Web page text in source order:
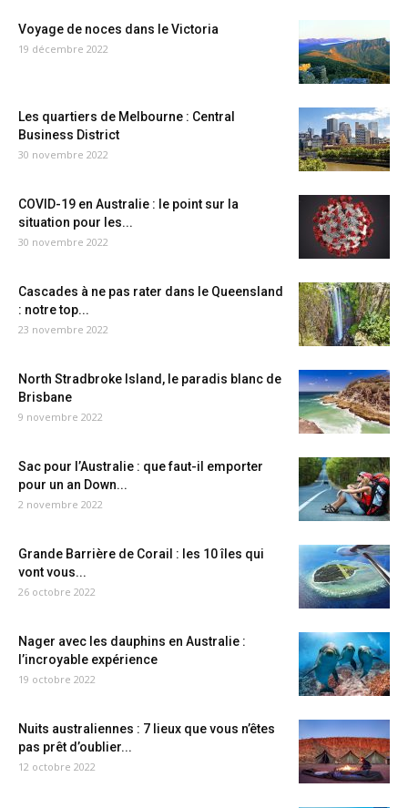
Voyage de noces dans le Victoria
19 décembre 2022
Les quartiers de Melbourne : Central
Business District
30 novembre 2022
COVID-19 en Australie : le point sur la
situation pour les...
30 novembre 2022
Cascades à ne pas rater dans le Queensland
: notre top...
23 novembre 2022
North Stradbroke Island, le paradis blanc de
Brisbane
9 novembre 2022
Sac pour l’Australie : que faut-il emporter
pour un an Down...
2 novembre 2022
Grande Barrière de Corail : les 10 îles qui
vont vous...
26 octobre 2022
Nager avec les dauphins en Australie :
l’incroyable expérience
19 octobre 2022
Nuits australiennes : 7 lieux que vous n’êtes
pas prêt d’oublier...
12 octobre 2022